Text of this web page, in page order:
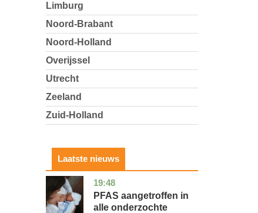
Limburg
Noord-Brabant
Noord-Holland
Overijssel
Utrecht
Zeeland
Zuid-Holland
Laatste nieuws
19:48
utrecht
gezondheid
PFAS aangetroffen in
alle onderzochte